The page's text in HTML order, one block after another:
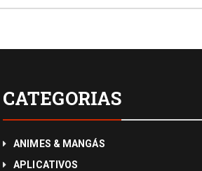
CATEGORIAS
ANIMES & MANGÁS
APLICATIVOS